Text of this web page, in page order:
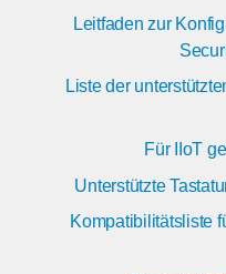
Leitfaden zur
Liste der
Für IIoT
Unterstützte
Kompatibilitätsliste